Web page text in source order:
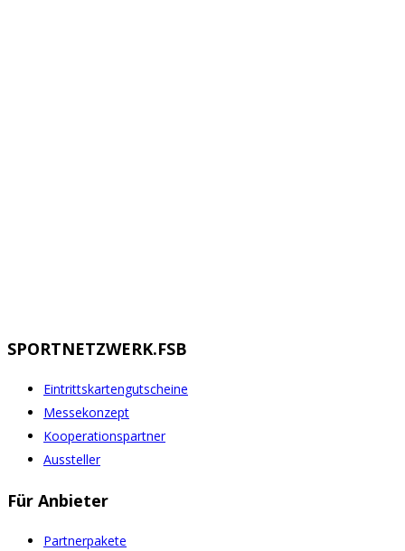
SPORTNETZWERK.FSB
Eintrittskartengutscheine
Messekonzept
Kooperationspartner
Aussteller
Für Anbieter
Partnerpakete